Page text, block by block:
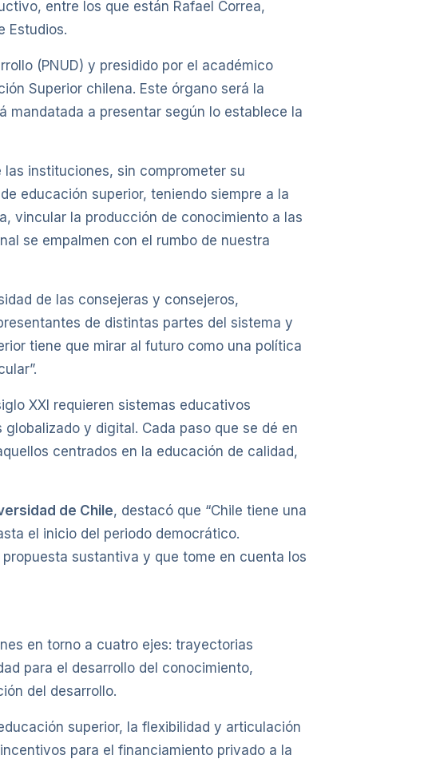
entre los que están Rafael Correa,
Estudios.
(PNUD) y presidido por el académico
Superior chilena. Este órgano será la
mandatada a presentar según lo establece la
instituciones, sin comprometer su
educación superior, teniendo siempre a la
vincular la producción de conocimiento a las
se empalmen con el rumbo de nuestra
de las consejeras y consejeros,
de distintas partes del sistema y
tiene que mirar al futuro como una política
XXI requieren sistemas educativos
y digital. Cada paso que se dé en
centrados en la educación de calidad,
de Chile, destacó que “Chile tiene una
el inicio del periodo democrático.
sustantiva y que tome en cuenta los
en torno a cuatro ejes: trayectorias
para el desarrollo del conocimiento,
del desarrollo.
superior, la flexibilidad y articulación
para el financiamiento privado a la